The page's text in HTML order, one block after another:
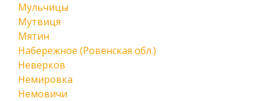
Мульчицы
Мутвиця
Мятин
Набережное (Ровенская обл.)
Неверков
Немировка
Немовичи